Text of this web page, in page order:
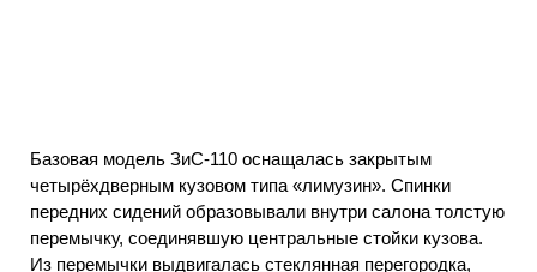
Базовая модель ЗиС-110 оснащалась закрытым
четырёхдверным кузовом типа «лимузин». Спинки
передних сидений образовывали внутри салона толстую
перемычку, соединявшую центральные стойки кузова.
Из перемычки выдвигалась стеклянная перегородка,